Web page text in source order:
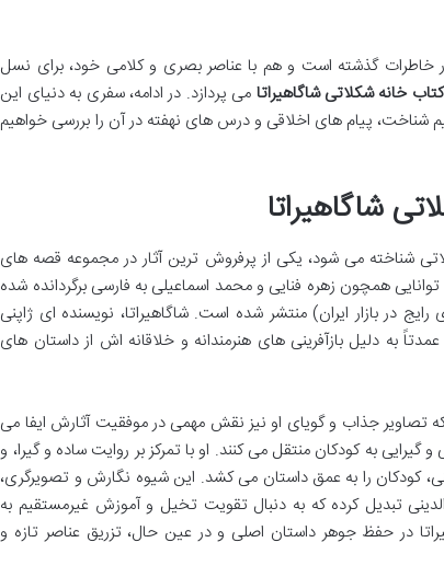
خاطرات گذشته است و هم با عناصر بصری و کلامی خود، برای نسل
کتاب خانه شکلاتی شاگاهیراتا می پردازد. در ادامه، سفری به دنیای این
پیام های اخلاقی و درس های نهفته در آن را بررسی خواهیم
شاگاهیراتا
شناخته می شود، یکی از پرفروش ترین آثار در مجموعه قصه های
همچون زهره فنایی و محمد اسماعیلی به فارسی برگردانده شده
در بازار ایران) منتشر شده است. شاگاهیراتا، نویسنده ای ژاپنی
به دلیل بازآفرینی های هنرمندانه و خلاقانه اش از داستان های
تصاویر جذاب و گویای او نیز نقش مهمی در موفقیت آثارش ایفا می
به کودکان منتقل می کنند. او با تمرکز بر روایت ساده و گیرا، و
را به عمق داستان می کشد. این شیوه نگارش و تصویرگری،
تبدیل کرده که به دنبال تقویت تخیل و آموزش غیرمستقیم به
در حفظ جوهر داستان اصلی و در عین حال، تزریق عناصر تازه و